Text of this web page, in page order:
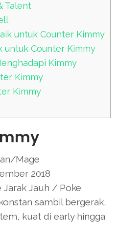
Talent
untuk Counter Kimmy
untuk Counter Kimmy
Kimmy
Kimmy
Kimmy
Mage
2018
Jarak Jauh / Poke
sambil bergerak,
kuat di early hingga